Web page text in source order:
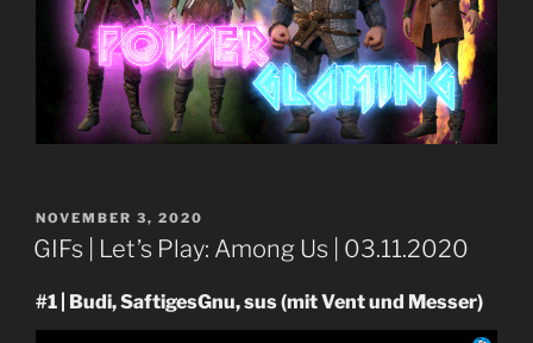
VERÖFFENTLICHT
AM
NOVEMBER 3, 2020
GIFs | Let’s Play: Among Us | 03.11.2020
#1 | Budi, SaftigesGnu, sus (mit Vent und Messer)